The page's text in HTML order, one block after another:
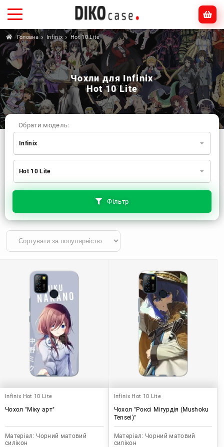
Головна Infinix Hot 10 Lite
Чохли для Infinix
Hot 10 Lite
Фільтр
Обрати модель:
Infinix
Xiaomi
Apple
Huawei
Realme
TECNO
ZTE
OnePlus
Motorola
Hot 10 Lite
Infinix Hot 10 Lite
Чохол "Міку арт"
Матеріал: Чорний матовий
силікон
Infinix Hot 10 Lite
Чохол "Роксі Мігурдія (Mushoku
Tensei)"
Матеріал: Чорний матовий
силікон